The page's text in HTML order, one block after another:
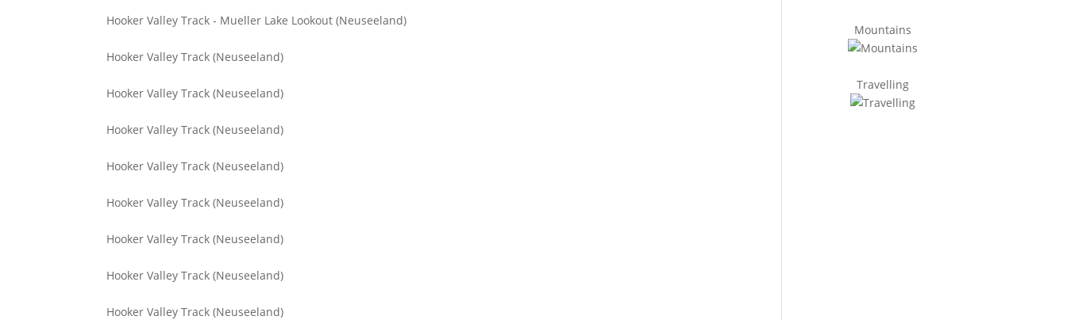
Hooker Valley Track - Mueller Lake Lookout (Neuseeland)
Hooker Valley Track (Neuseeland)
Hooker Valley Track (Neuseeland)
Hooker Valley Track (Neuseeland)
Hooker Valley Track (Neuseeland)
Hooker Valley Track (Neuseeland)
Hooker Valley Track (Neuseeland)
Hooker Valley Track (Neuseeland)
Hooker Valley Track (Neuseeland)
Mountains
Travelling